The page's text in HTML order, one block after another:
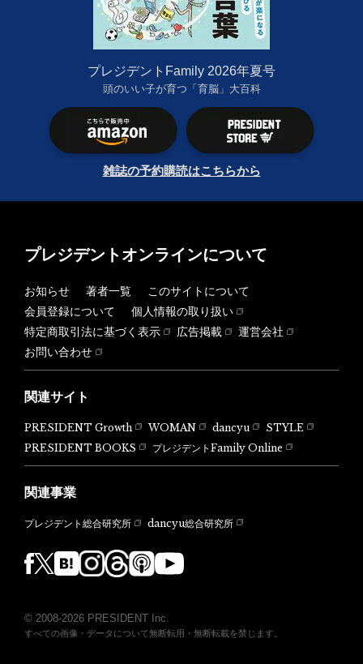
プレジデントFamily 2026年夏号
頭のいい子が育つ「育脳」大百科
雑誌の予約購読はこちらから
プレジデントオンラインについて
お知らせ 著者一覧
このサイトについて
会員登録について
個人情報の取り扱い
特定商取引法に基づく表示
広告掲載
運営会社
お問い合わせ
関連サイト
PRESIDENT Growth WOMAN dancyu
STYLE
PRESIDENT BOOKS
プレジデントFamily Online
関連事業
プレジデント総合研究所 dancyu総合研究所
© 2008-2026 PRESIDENT Inc.
すべての画像・データについて無断転用・無断転載を禁じます。